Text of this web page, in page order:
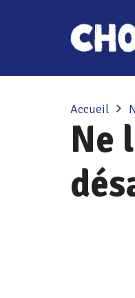
Accueil
Ne